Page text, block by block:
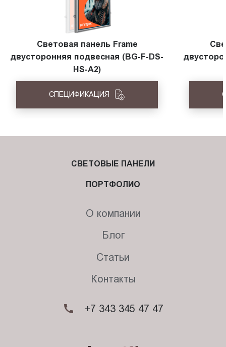
Световая панель Frame
двусторонняя подвесная (BG-F-DS-
HS-A2)
СПЕЦИФИКАЦИЯ
СВЕТОВЫЕ ПАНЕЛИ
ПОРТФОЛИО
О компании
Блог
Статьи
Контакты
+7 343 345 47 47